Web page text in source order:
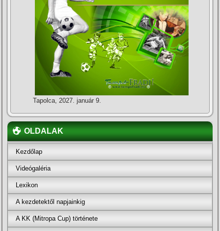
Tapolca, 2027. január 9.
OLDALAK
Kezdőlap
Videógaléria
Lexikon
A kezdetektől napjainkig
A KK (Mitropa Cup) története